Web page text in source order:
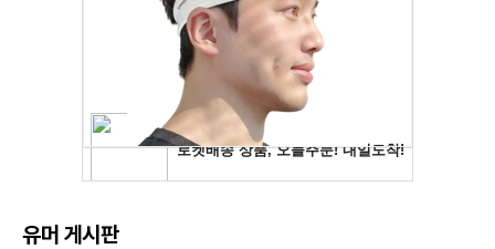
유머 게시판